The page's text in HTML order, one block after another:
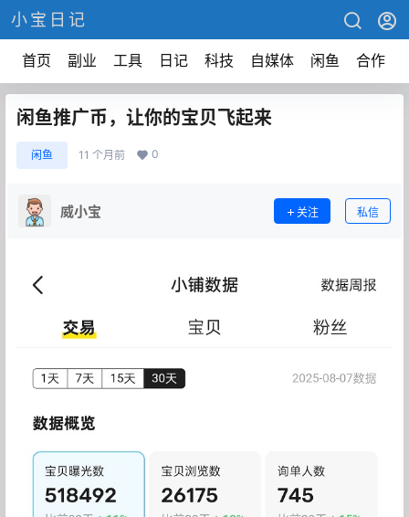
小宝日记
首页 副业 工具 日记 科技 自媒体 闲鱼 合作
闲鱼推广币，让你的宝贝飞起来
闲鱼 11 个月前 0
威小宝 关注 私信